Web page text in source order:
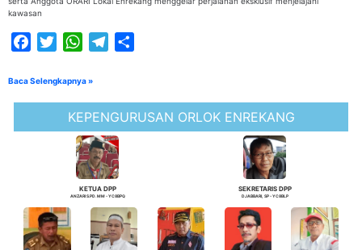
kawasan
FacebookTwitterWhatsAppTelegram
Baca Selengkapnya »
KEPENGURUSAN ORLOK ENREKANG
KETUA DPP
ANZARI S.PD. MM - YC8BPQ
SEKRETARIS DPP
DJABBARI, SP - YC8BLP